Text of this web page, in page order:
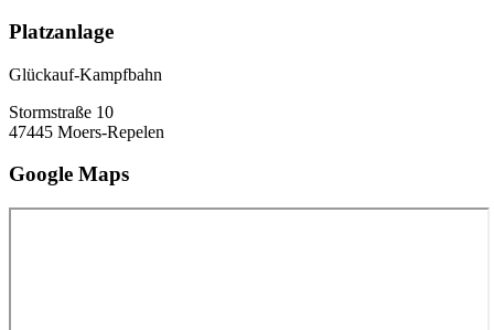
Platzanlage
Glückauf-Kampfbahn
Stormstraße 10
47445 Moers-Repelen
Google Maps